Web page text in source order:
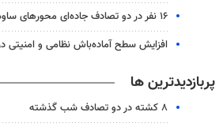
۱۶ نفر در دو تصادف جاده‌ای محورهای ساوه مصدوم شدند
افزایش سطح آماده‌باش نظامی و امنیتی
پربازدیدترین ها
۸ کشته در دو تصادف شب گذشته